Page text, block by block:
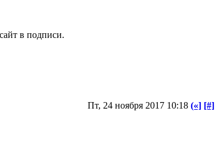
в подписи.
Пт, 24 ноября 2017 10:18 («] [#]